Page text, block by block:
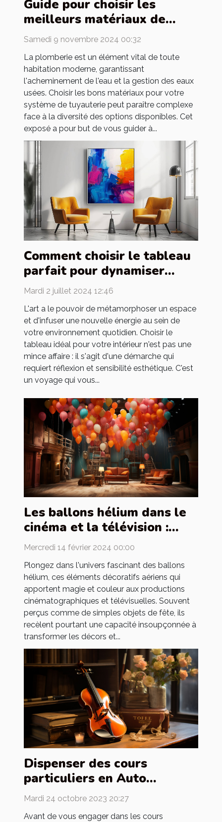
Guide pour choisir les
meilleurs matériaux de
tuyauterie pour votre
maison
Samedi 9 novembre 2024 00:32
La plomberie est un élément vital de toute
habitation moderne, garantissant
l'acheminement de l'eau et la gestion des eaux
usées. Choisir les bons matériaux pour votre
système de tuyauterie peut paraître complexe
face à la diversité des options disponibles. Cet
exposé a pour but de vous guider à...
Comment choisir le tableau
parfait pour dynamiser
votre intérieur
Mardi 2 juillet 2024 12:46
L'art a le pouvoir de métamorphoser un espace
et d'infuser une nouvelle énergie au sein de
votre environnement quotidien. Choisir le
tableau idéal pour votre intérieur n'est pas une
mince affaire : il s'agit d'une démarche qui
requiert réflexion et sensibilité esthétique. C'est
un voyage qui vous...
Les ballons hélium dans le
cinéma et la télévision :
utilisation et création de
Mercredi 14 février 2024 00:00
Plongez dans l'univers fascinant des ballons
hélium, ces éléments décoratifs aériens qui
apportent magie et couleur aux productions
cinématographiques et télévisuelles. Souvent
perçus comme de simples objets de fête, ils
recèlent pourtant une capacité insoupçonnée à
transformer les décors et...
Dispenser des cours
particuliers en Auto
entrepreneur : quels sont
Mardi 24 octobre 2023 20:27
Avant de vous engager dans les cours